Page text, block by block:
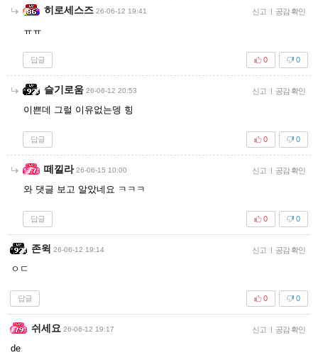
히로세스즈 26-06-12 19:41 신고 | 공감 확인
ㅠㅠ
답글 0
0
슬기로움 26-06-12 20:53 신고 | 공감 확인
이쁜데 그럴 이유없는뎅 힝
답글 0
0
떼낄라 26-06-15 10:00 신고 | 공감 확인
와 댓글 보고 알았네요 ㅋㅋㅋ
답글 0
0
존윅 26-06-12 19:14 신고 | 공감 확인
ㅇㄷ
답글 0
0
쉬세요 26-06-12 19:17 신고 | 공감 확인
de